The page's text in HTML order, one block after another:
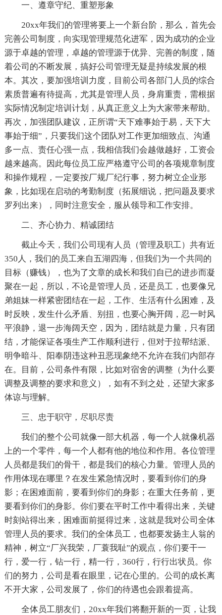
一、遵章守纪、重塑形象
20xx年我们的管理将要上一个新台阶，那么，首先会
完善公司制度，向实现管理规范化进军，因为成功的企业
源于卓越的管理，卓越的管理源于优异、完善的制度，随
着公司的不断发展，搞好公司管理无疑是持续发展的根
本。其次，要加强培训力度，目前公司各部门人员的综合
素质普遍有待提高，尤其是管理人员，身肩重责，需根据
实际情况制定培训计划，从真正意义上为大家带来帮助。
再次，加强团队建议，正所谓“天下难事始于易，天下大
事始于细”，只要我们这个团队对工作更加细致点、沟通
多一点、责任心强一点，我相信我们会越做越好，工资会
越来越高。因此每位员工应严格遵守公司的各项规章制度
和操作规程，一定要按厂规厂纪行事，努力树立企业形
象，比如现在启动的考勤制度（拓展细说，把问题及要求
罗列出来），同时注意安全，服从领导和工作安排。
二、齐心协力、精诚团结
截止今天，我们公司现有人员（管理及职工）共有近
350人，我们的员工来自五湖四海，但我们为一个共同的
目标（赚钱），也为了文章的成长和我们自已的进步而凝
聚在一起，所以，不论是管理人员，还是员工，也要像兄
弟姐妹一样紧密团结在一起，工作、生活有什么困难，及
时反映，发生什么矛盾、别扭，也要心胸开阔，忍一时风
平浪静，退一步海阔天空，因为，团结就是力量，只有团
结，才能保证各项生产工作顺利进行，但对于拉帮结派、
明争暗斗、阳奉阴违这种丑恶现象绝不允许在我们内部存
在。目前，公司条件有限，比如对宿舍的调整（为什么要
调整及调整的要求和意义），如有不到之处，还望大家多
体谅与理解。
三、忠于职守，尽职尽责
我们的整个公司就像一部大机器，每一个人就像机器
上的一个零件，每一个人都有他的地位和作用。各位管理
人员都是我们的骨干，都是我们的核心力量。管理人员的
作用体现在哪里？在发生紧急情况时，要看到你们的身
影；在困难面前，要看到你们的身影；在重大任务前，更
要看到你们的身影。你们要在平时工作中看得出来，关键
时刻站得出来，困难面前挺得过来，这就是我对公司全体
管理人员的要求。我们的全体员工，也都要发扬主人翁的
精神，树立“厂兴我荣，厂蓑我耻”的观点，你们要干一
行，爱一行，钻一行，精一行，360行，行行出状员。你
们的努力，公司是看在眼里，记在心里的。公司的成长离
不开大家，公司发展了，你们的待遇也会跟着提高。
全体员工朋友们，20xx年我们将翻开新的一页，让我